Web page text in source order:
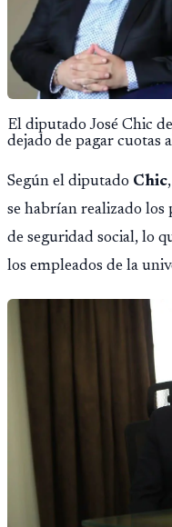
El diputado José Chic
dejado de pagar cuotas
Según el diputado Chic
se habrían realizado los
de seguridad social, lo
los empleados de la